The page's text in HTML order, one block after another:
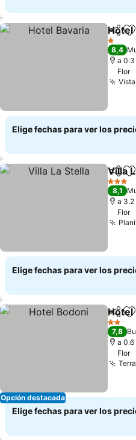
Hotel
1 Estrellas
8,4
a 0.3
Flor
Elige fechas para ver los
Villa
3
8,1
a 3.2
Flor
Elige fechas para ver los
Opción destacada
Hotel
2
7,8
a 0.6
Flor
Elige fechas para ver los